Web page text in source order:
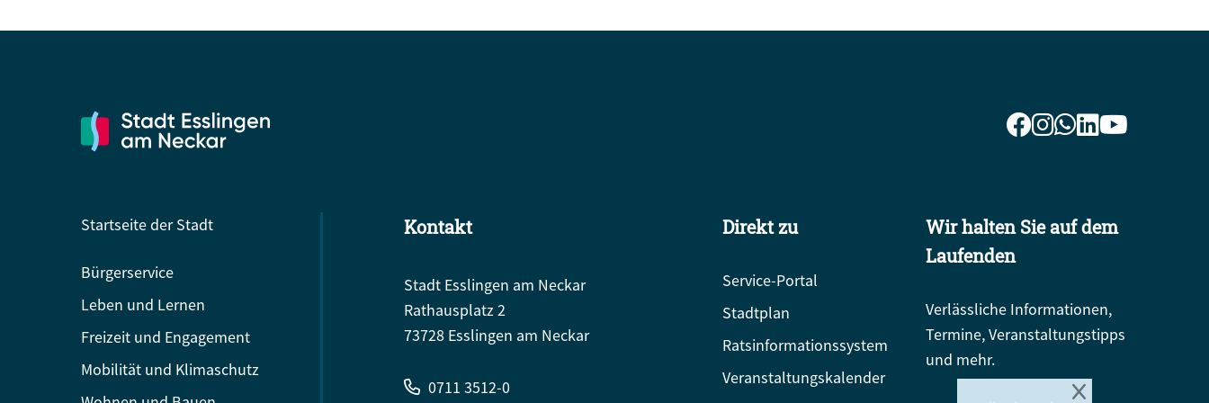
Startseite der Stadt
Bürgerservice
Leben und Lernen
Freizeit und Engagement
Mobilität und Klimaschutz
Kontakt
Stadt Esslingen am Neckar
Rathausplatz 2
73728 Esslingen am Neckar
0711 3512-0
Direkt zu
Service-Portal
Stadtplan
Ratsinformationssystem
Veranstaltungskalender
Wir halten Sie auf dem
Laufenden
Verlässliche Informationen,
Termine, Veranstaltungstipps
und mehr.